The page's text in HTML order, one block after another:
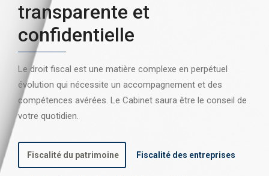
transparente et
confidentielle
Le droit fiscal est une matière complexe en perpétuel
évolution qui nécessite un accompagnement et des
compétences avérées. Le Cabinet saura être le conseil de
votre quotidien.
Fiscalité du patrimoine Fiscalité des entreprises